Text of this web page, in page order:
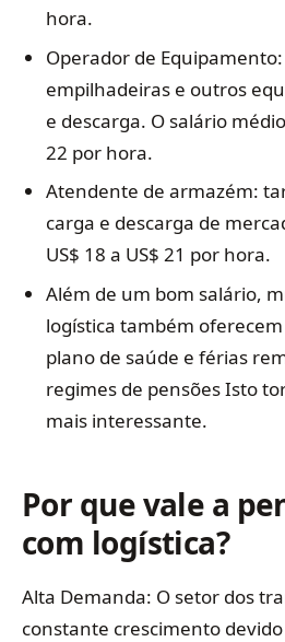
hora.
Operador de
empilhadeiras e outros
e descarga. O salário
22 por hora.
Atendente de armazém:
carga e descarga de
US$ 18 a US$ 21 por hora.
Além de um bom salário,
logística também
plano de saúde e férias
regimes de pensões Isto
mais interessante.
Por que vale a
com logística?
Alta Demanda: O setor dos
constante crescimento